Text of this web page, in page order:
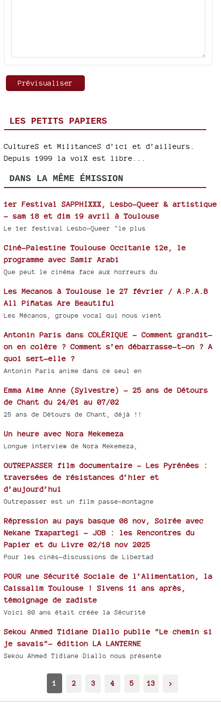
LES PETITS PAPIERS
CultureS et MilitanceS d’ici et d’ailleurs.
Depuis 1999 la voiX est libre...
DANS LA MÊME ÉMISSION
1er Festival SAPPHIXXX, Lesbo-Queer & artistique
- sam 18 et dim 19 avril à Toulouse
Le 1er festival Lesbo-Queer "le plus
Ciné-Palestine Toulouse Occitanie 12e, le
programme avec Samir Arabi
Que peut le cinéma face aux horreurs du
Les Mecanos à Toulouse le 27 février / A.P.A.B
All Piñatas Are Beautiful
Les Mécanos, groupe vocal qui nous vient
Antonin Paris dans COLÉRIQUE - Comment grandit-
on en colère ? Comment s’en débarrasse-t-on ? A
quoi sert-elle ?
Antonin Paris anime dans ce seul en
Emma Aime Anne (Sylvestre) - 25 ans de Détours
de Chant du 24/01 au 07/02
25 ans de Détours de Chant, déjà !!
Un heure avec Nora Mekemeza
Longue interview de Nora Mekemeza,
OUTREPASSER film documentaire - Les Pyrénées :
traversées de résistances d’hier et
d’aujourd’hui
Outrepasser est un film passe-montagne
Répression au pays basque 08 nov, Soirée avec
Nekane Txapartegi - JOB : les Rencontres du
Papier et du Livre 02/18 nov 2025
Pour les cinés-discussions de Libertad
POUR une Sécurité Sociale de l’Alimentation, la
Caissalim Toulouse ! Sivens 11 ans après,
témoignage de zadiste
Voici 80 ans était créée la Sécurité
Sekou Ahmed Tidiane Diallo publie "Le chemin si
je savais"- édition LA LANTERNE
Sekou Ahmed Tidiane Diallo nous présente
1 2 3 4 5 13 >